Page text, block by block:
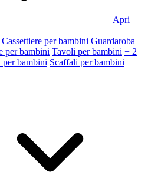
Apri
Cassettiere per bambini Guardaroba
per bambini Tavoli per bambini + 2
bambini Scaffali per bambini